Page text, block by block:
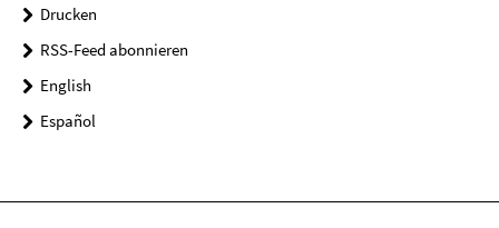
Drucken
RSS-Feed abonnieren
English
Español